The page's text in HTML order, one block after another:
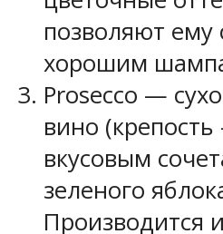
позволяют ему
хорошим
Prosecco —
вино
вкусовым
зеленого
Производится